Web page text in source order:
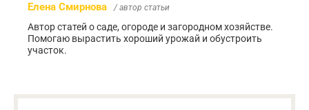
Елена Смирнова / автор статьи
Автор статей о саде, огороде и загородном хозяйстве.
Помогаю вырастить хороший урожай и обустроить
участок.